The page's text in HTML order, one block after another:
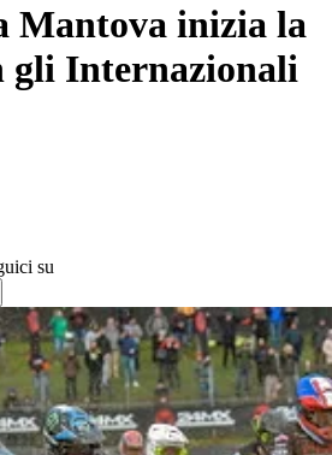
Mantova inizia la
gli Internazionali
su